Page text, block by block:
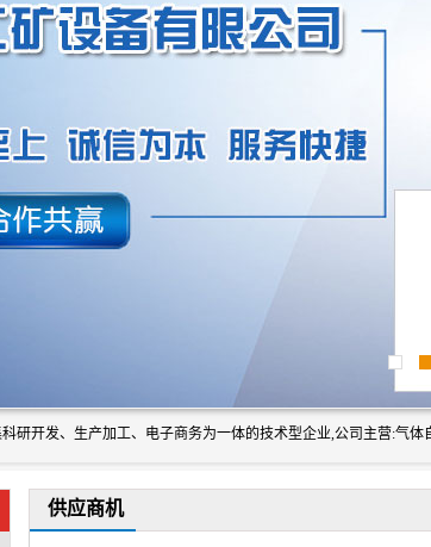
供应商机